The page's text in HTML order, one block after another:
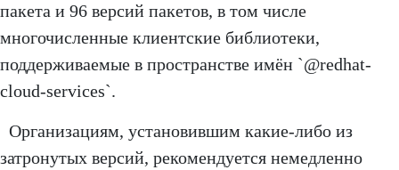
пакета и 96 версий пакетов, в том числе
многочисленные клиентские библиотеки,
поддерживаемые в пространстве имён `@redhat-
cloud-services`.
Организациям, установившим какие-либо из
затронутых версий, рекомендуется немедленно